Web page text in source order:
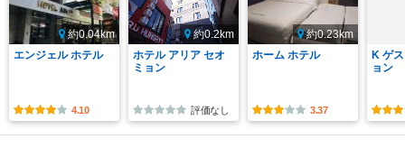
約0.04km
エンジェル ホテル
4.10
約0.2km
ホテル アリア セオ
ミョン
評価なし
約0.23km
ホーム ホテル
3.37
K ゲ
ョン